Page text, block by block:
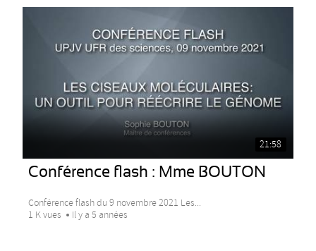
21:58
Conférence flash : Mme BOUTON
Conférence flash du 9 novembre 2021 Les...
1 K vues
Il y a 5 années